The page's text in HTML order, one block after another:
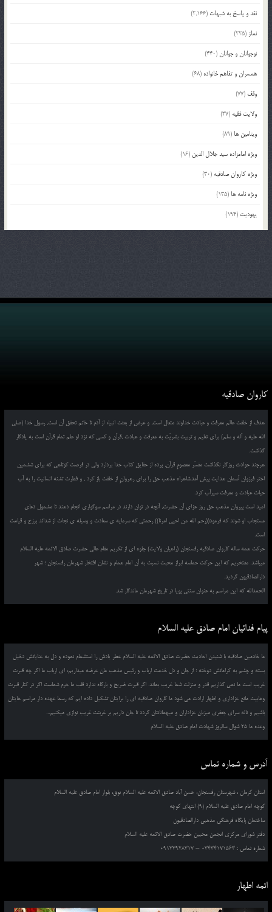
نقد و پاسخ به شبهات (2,166)
نماز (225)
نوجوانان و جوانان (440)
همسران و تفاهم خانواده (68)
وقف (77)
ولایت فقیه (37)
ویتامین ها (89)
ویژه امامزاده سید جلال الدین (16)
ویژه کاروان صادقیه (30)
ویژه نامه ها (135)
یهودیت (194)
کاروان صادقیه
هدف از خلقت عالم معرفت و عبادت خداوند متعال است, و غرض از بعثت انبیاء از آدم تا خاتم تحقق آن است, رسول خدا (صلی
الله علیه و آله و سلم) برای تعلیم و تربیت بشریّت به معرفت و عبادت ,قرآن و کسی که نزد او علم تمام قرآن است به یادگار
گذاشت.
هرچند حوادث روزگار نگذاشت مفسّر معصومِ قرآن, پرده از حقایق کتاب خدا بردارد ولی در فرصت کوتاهی که برای ششمین
اختر فرزوان آسمان هدایت پیش آمد,شاهراه مذهب حق را برای رهروانِ از خلقت باز کرد , و فطرت تشنه انسانیت را به آب
حیات عبادت و معرفت سیرآب کرد.
امید است پیروان مذهب حق روز عزای آن حضرت, آنچه در توان دارند در مراسم سوگواری انجام دهند تا مشمول دعای
مستجاب او شوند که فرمود((رحم الله من احیی امرنا)) رحمتی که سرمایه ی سعادت و وسیله ی نجات از شدائد برزخ و قیامت
است.
حرکت همه ساله کاروان صادقیه رفسنجان (راهیان ولایت) جلوه ای از تکریم مقام عالی حضرت صادق الائمه علیه السلام
میباشد. مفتخریم که این حرکت حماسه ابراز محبت نسبت به آن امام همام و نشان افتخار شهرمان رفسنجان ؛ شهر
دارالصادقیون گردید.
الحمدالله که این مراسم به عنوان سنتی پویا در تاریخ شهرمان ماندگار شد.
پیام فدائیان امام صادق علیه السلام
ما خادمین صادقیه با شنیدن احادیث حضرت صادق الائمه علیه السلام عطر یادش را استشمام نموده و دل به عنایاتش دخیل
بسته و چشم به کراماتش دوخته ؛ از جان و دل خدمت ارباب و رئیس مذهب مان عرضه میداریم، ای ارباب ما اگر چه قبرت
غریب است ما نمی گذاریم قدر و منزلت شما غریب بماند. اگر قبرت ضریح و بارگاه ندارد قلب ما حرم شماست اگر در کنار قبرت
وهابیت مانع عزاداری و اظهار ارادت می شود ما کاروان صادقیه ای را برایتان تشکیل داده ایم که رسما عهده دار مراسم هایتان
باشیم و ناله سرای جعفری میزبان عزاداران و میهمانانتان گردد تا جان داریم بر غربتت غریب نوازی میکنیم...
وعده ما 25 شوال سالروز شهادت امام صادق علیه السلام
آدرس و شماره تماس
استان کرمان ، شهرستان رفسنجان، حسن آباد صادق الائمه علیه السلام نوق، بلوار امام صادق علیه السلام
کوچه امام صادق علیه السلام (9) انتهای کوچه
ساختمان پایگاه فرهنگی مذهبی دارالصادقیون
دفتر شورای مرکزی انجمن محبین حضرت صادق الائمه علیه السلام
شماره تماس : 03434171563 – 09133928317
ائمه اطهار